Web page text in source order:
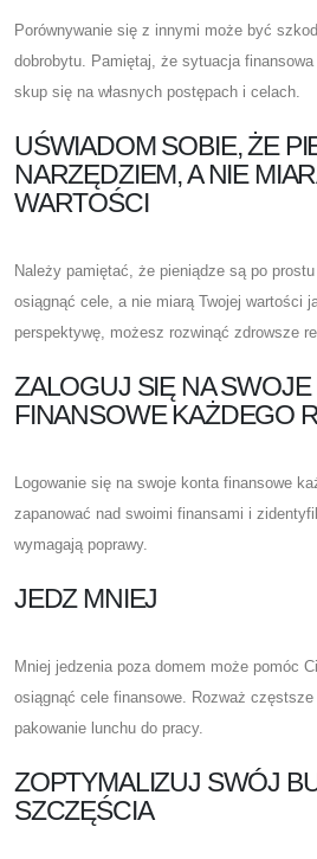
Porównywanie się z innymi może być
dobrobytu. Pamiętaj, że sytuacja
skup się na własnych postępach i celach.
UŚWIADOM SOBIE, ŻE
NARZĘDZIEM, A NIE
WARTOŚCI
Należy pamiętać, że pieniądze są po
osiągnąć cele, a nie miarą Twojej wartości
perspektywę, możesz rozwinąć zdrowsze
ZALOGUJ SIĘ NA SWOJE
FINANSOWE KAŻDEGO
Logowanie się na swoje konta finansowe
zapanować nad swoimi finansami i
wymagają poprawy.
JEDZ MNIEJ
Mniej jedzenia poza domem może pomóc
osiągnąć cele finansowe. Rozważ częstsze
pakowanie lunchu do pracy.
ZOPTYMALIZUJ SWÓJ
SZCZĘŚCIA